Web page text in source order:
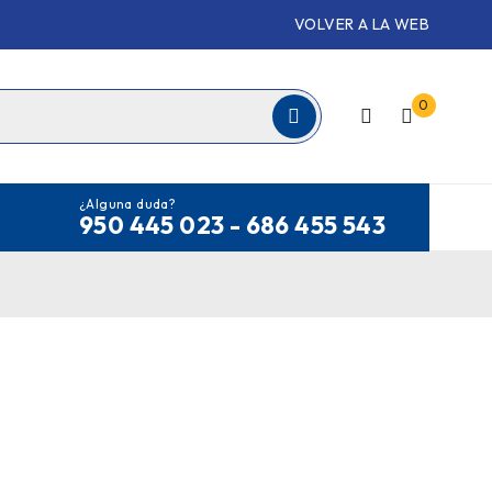
VOLVER A LA WEB
0
¿Alguna duda?
950 445 023 - 686 455 543